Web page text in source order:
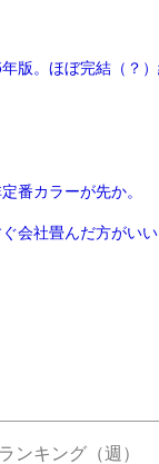
版。ほぼ完結（？）
番カラーが先か。
会社畳んだ方がい
ンキング（週）